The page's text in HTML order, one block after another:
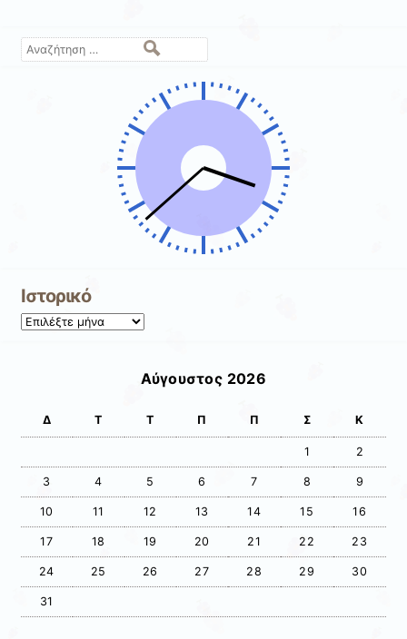
Αναζήτηση
Ιστορικό
Ιστορικό
Αύγουστος 2026
Δ Τ Τ Π Π Σ Κ
1 2
3 4 5 6 7 8 9
10 11 12 13 14 15 16
17 18 19 20 21 22 23
24 25 26 27 28 29 30
31